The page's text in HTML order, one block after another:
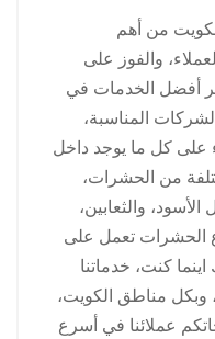
من أهم
والفوز على
أفضل الخدمات في
المناسبة،
على كل ما يوجد داخل
من الحشرات،
والثعابين،
الحشرات تعمل على
كنت، خدماتنا
الأوقات 24 ساعة، وبكل مناطق الكويت،
عملائنا في أسرع